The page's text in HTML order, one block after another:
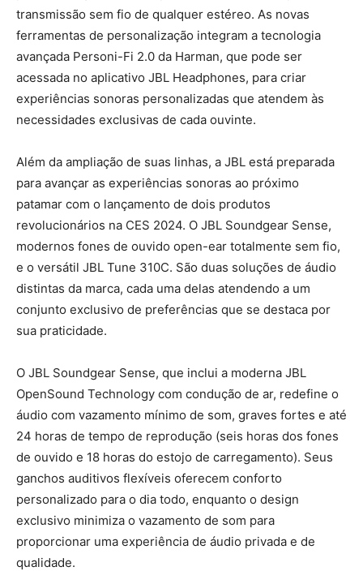
transmissão sem fio de qualquer estéreo. As novas
ferramentas de personalização integram a tecnologia
avançada Personi-Fi 2.0 da Harman, que pode ser
acessada no aplicativo JBL Headphones, para criar
experiências sonoras personalizadas que atendem às
necessidades exclusivas de cada ouvinte.
Além da ampliação de suas linhas, a JBL está preparada
para avançar as experiências sonoras ao próximo
patamar com o lançamento de dois produtos
revolucionários na CES 2024. O JBL Soundgear Sense,
modernos fones de ouvido open-ear totalmente sem fio,
e o versátil JBL Tune 310C. São duas soluções de áudio
distintas da marca, cada uma delas atendendo a um
conjunto exclusivo de preferências que se destaca por
sua praticidade.
O JBL Soundgear Sense, que inclui a moderna JBL
OpenSound Technology com condução de ar, redefine o
áudio com vazamento mínimo de som, graves fortes e até
24 horas de tempo de reprodução (seis horas dos fones
de ouvido e 18 horas do estojo de carregamento). Seus
ganchos auditivos flexíveis oferecem conforto
personalizado para o dia todo, enquanto o design
exclusivo minimiza o vazamento de som para
proporcionar uma experiência de áudio privada e de
qualidade.